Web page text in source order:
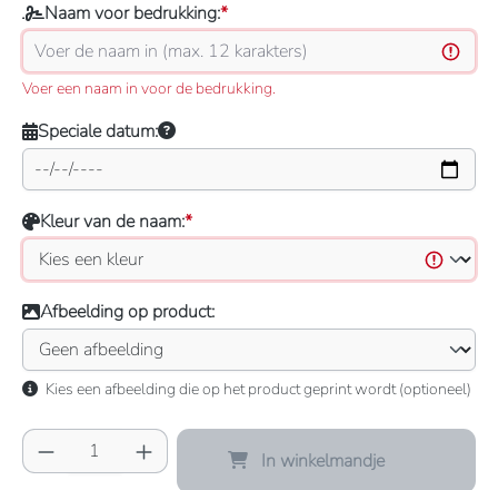
Naam voor bedrukking:*
Voer een naam in voor de bedrukking.
Speciale datum:
Kleur van de naam:*
Afbeelding op product:
Kies een afbeelding die op het product geprint wordt (optioneel)
Producthoeveelheid: Voer de gewenste
In winkelmandje